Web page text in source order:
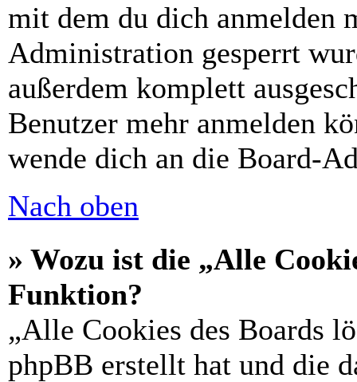
mit dem du dich anmelden
Administration gesperrt
außerdem komplett
Benutzer mehr anmelden
wende dich an die Board-
Nach oben
» Wozu ist die „Alle
Funktion?
„Alle Cookies des Boards
phpBB erstellt hat und die